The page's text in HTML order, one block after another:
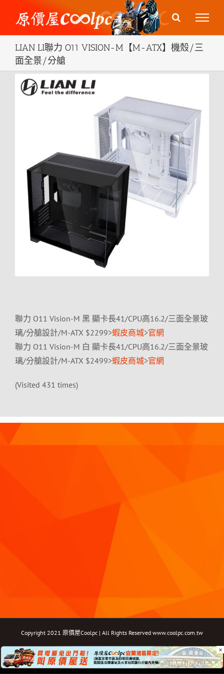
content
LIAN LI聯力 O11 VISION-M【M-ATX】機殼/三
面全景/分艙
View
Larger
聯力 O11 Vision-M 黑 顯卡長41/CPU高16.2/三面全景玻
璃/分艙設計/M-ATX $2299>蝦皮商城>官網
聯力 O11 Vision-M 白 顯卡長41/CPU高16.2/三面全景玻
璃/分艙設計/M-ATX $2499>蝦皮商城>官網
(Visited 431 times)
Copyright 2021 原價屋Coolpc | All Rights Reserved www.coolpc.com.tw
FacebookInstagramYouTubeTwitterEmail: ×